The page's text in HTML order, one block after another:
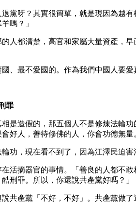
退黨呀？其實很簡單，就是現因為越
嗎？」
的人都清楚，高官和家屬大量資產，
、最不愛國的。作為我們中國人要愛
罪
是造假的，那五個人不是修煉法輪
好人，善待修佛的人，你會功德無量
功，現在看不到了，因為江澤民迫
活摘器官的事情。「善良的人都不
刑罪。所以，你還說共產黨好嗎？」
共產黨「不好，不好」。共產黨做